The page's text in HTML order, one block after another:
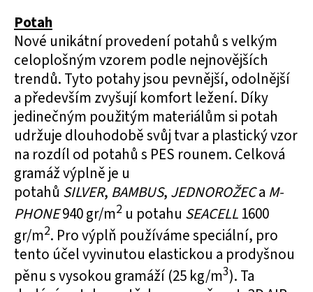
Potah
Nové unikátní provedení potahů s velkým
celoplošným vzorem podle nejnovějších
trendů. Tyto potahy jsou pevnější, odolnější
a především zvyšují komfort ležení. Díky
jedinečným použitým materiálům si potah
udržuje dlouhodobě svůj tvar a plastický vzor
na rozdíl od potahů s PES rounem. Celková
gramáž výplně je u
potahů SILVER, BAMBUS, JEDNOROŽECa M-
PHONE940 gr/m2 u potahu SEACELL 1600
gr/m2. Pro výplň používáme speciální, pro
tento účel vyvinutou elastickou a prodyšnou
pěnu s vysokou gramáží (25 kg/m3). Ta